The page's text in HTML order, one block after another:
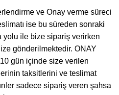
ve Onay verme süreci
ise bu süreden sonraki
yolu ile bize sipariş verirken
gönderilmektedir. ONAY
gün içinde size verilen
taksitlerini ve teslimat
sadece sipariş veren şahsa